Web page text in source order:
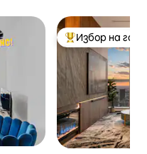
Най-популярен
Избор на